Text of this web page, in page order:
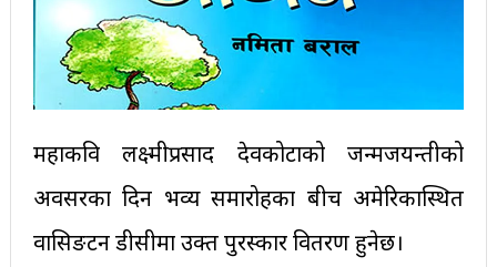
महाकवि लक्ष्मीप्रसाद देवकोटाको जन्मजयन्तीको
अवसरका दिन भव्य समारोहका बीच अमेरिकास्थित
वासिङटन डीसीमा उक्त पुरस्कार वितरण हुनेछ।